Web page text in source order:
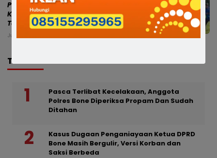
Petani Bone Menjerit Akibat
Kekeringan, Pemkab Turunkan Mobil
Tangki ke Lahan Pertanian
Jumat, 7 Agu 2026 - 18:12 WITA
TRENDING
Pasca Terlibat Kecelakaan, Anggota
Polres Bone Diperiksa Propam Dan Sudah
Ditahan
Kasus Dugaan Penganiayaan Ketua DPRD
Bone Masih Bergulir, Versi Korban dan
Saksi Berbeda